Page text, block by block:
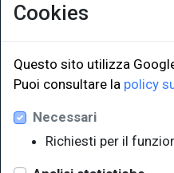
LINK ISTITUZIONALI
Università degli Studi di
Sistema Bibliotecario di
Cookies
Questo sito utilizza
Puoi consultare la policy
Necessari
Richiesti per il